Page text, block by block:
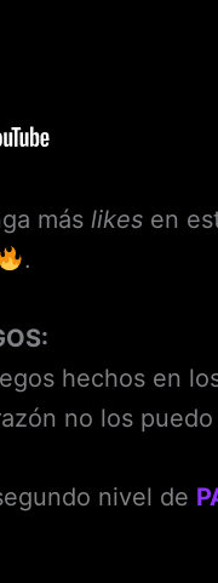
más likesen
.
hechos en
no los
nivel de